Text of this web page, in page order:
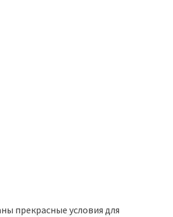
прекрасные условия для